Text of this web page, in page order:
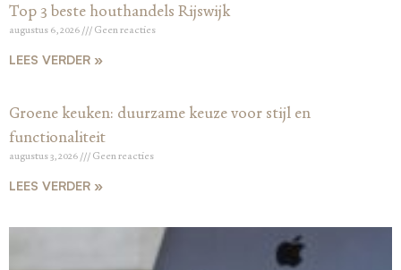
Top 3 beste houthandels Rijswijk
augustus 6, 2026 Geen reacties
LEES VERDER »
Groene keuken: duurzame keuze voor stijl en
functionaliteit
augustus 3, 2026 Geen reacties
LEES VERDER »